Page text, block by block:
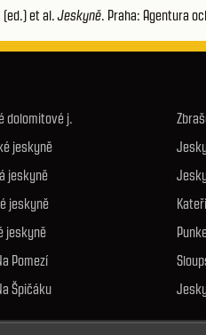
(ed.) et al.Jeskyně. Praha: Agentura
dolomitové j.
jeskyně
jeskyně
jeskyně
jeskyně
Pomezí
Špičáku